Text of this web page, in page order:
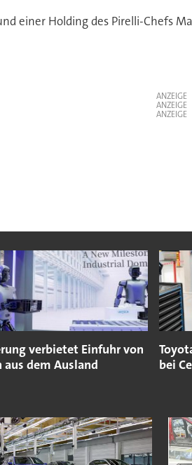
einer Holding des Pirelli-Chefs
ANZEIGE
ANZEIGE
ANZEIGE
verbietet Einfuhr von
aus dem Ausland
bei